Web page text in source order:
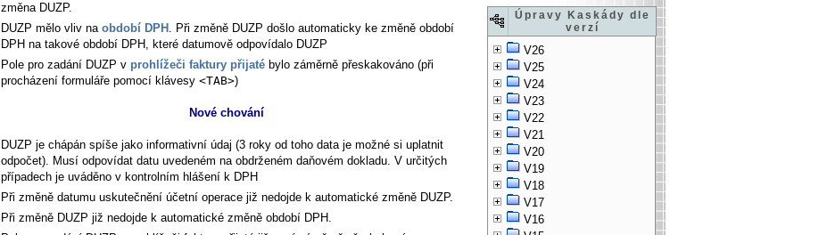
Úpravy Kaskády dle
verzí
V26
V25
V24
V23
V22
V21
V20
V19
V18
V17
V16
změna DUZP.
DUZP mělo vliv na období DPH . Při změně DUZP došlo automaticky ke změně období
DPH na takové období DPH, které datumově odpovídalo DUZP
Pole pro zadání DUZP v prohlížeči faktury přijaté bylo záměrně přeskakováno (při
procházení formuláře pomocí klávesy <TAB>)
Nové chování
DUZP je chápán spíše jako informativní údaj (3 roky od toho data je možné si uplatnit
odpočet). Musí odpovídat datu uvedeném na obdrženém daňovém dokladu. V určitých
případech je uváděno v kontrolním hlášení k DPH
Při změně datumu uskutečnění účetní operace již nedojde k automatické změně DUZP.
Při změně DUZP již nedojde k automatické změně období DPH.